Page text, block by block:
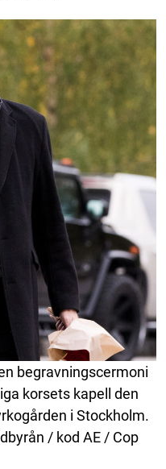
begravningscermoni
korsets kapell den
i Stockholm.
/ kod AE / Cop